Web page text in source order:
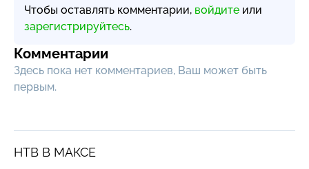
Чтобы оставлять комментарии, войдите или
зарегистрируйтесь.
Комментарии
Здесь пока нет комментариев, Ваш может быть
первым.
НТВ В МАКСЕ